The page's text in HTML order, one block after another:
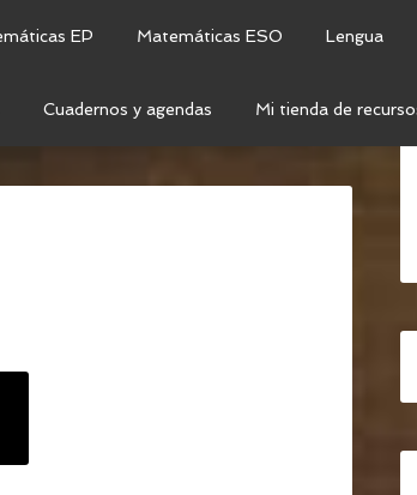
EP Matemáticas ESO Lengua
Cuadernos y agendas Mi tienda de
DEL MEDIO AMBIENTE